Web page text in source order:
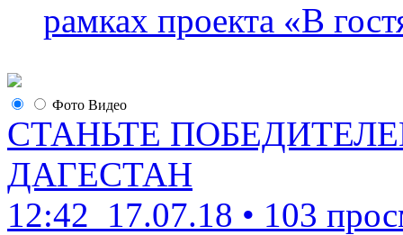
рамках проекта «В
Фото Видео
СТАНЬТЕ
ДАГЕСТАН
12:42 17.07.18 • 103